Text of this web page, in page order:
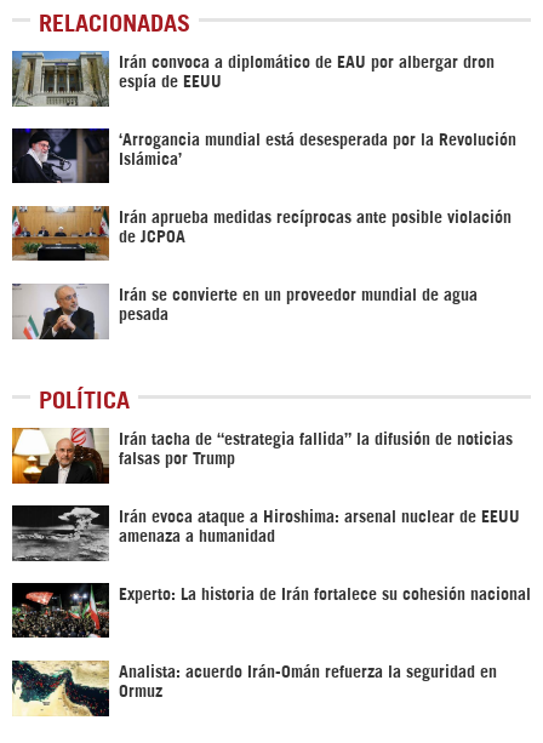
RELACIONADAS
Irán convoca a diplomático de EAU por albergar dron
espía de EEUU
‘Arrogancia mundial está desesperada por la Revolución
Islámica’
Irán aprueba medidas recíprocas ante posible violación
de JCPOA
Irán se convierte en un proveedor mundial de agua
pesada
POLÍTICA
Irán tacha de “estrategia fallida” la difusión de noticias
falsas por Trump
Irán evoca ataque a Hiroshima: arsenal nuclear de EEUU
amenaza a humanidad
Experto: La historia de Irán fortalece su cohesión nacional
Analista: acuerdo Irán-Omán refuerza la seguridad en
Ormuz